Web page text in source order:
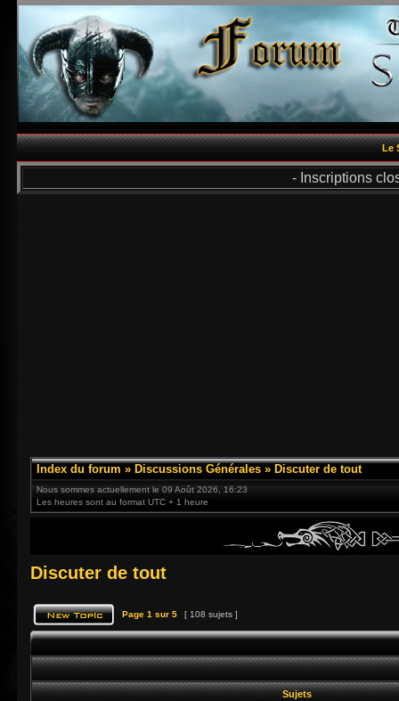
Le
- Inscriptions
Index du forum » Discussions Générales » Discuter de tout
Nous sommes actuellement le 09 Août 2026, 16:23
Les heures sont au format UTC + 1 heure
Discuter de tout
Page 1 sur 5 [ 108 sujets ]
Sujets